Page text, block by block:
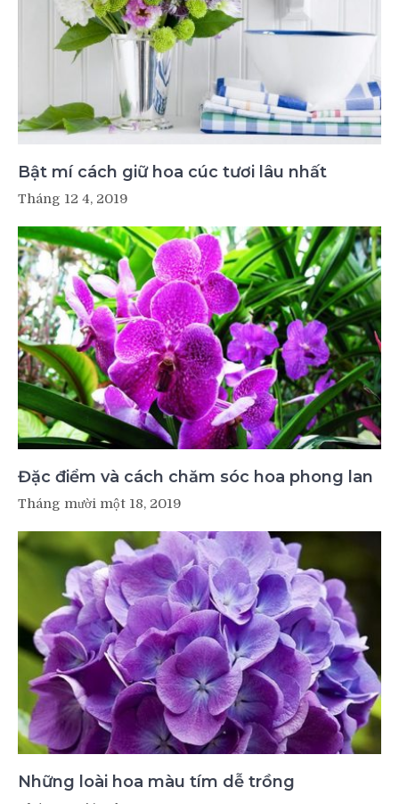
Bật mí cách giữ hoa cúc tươi lâu nhất
Tháng 12 4, 2019
Đặc điểm và cách chăm sóc hoa phong lan
Tháng mười một 18, 2019
Những loài hoa màu tím dễ trồng